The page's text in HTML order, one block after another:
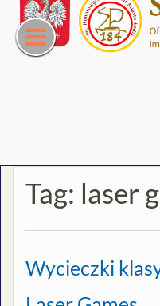
content
Tag: laser
Wycieczki